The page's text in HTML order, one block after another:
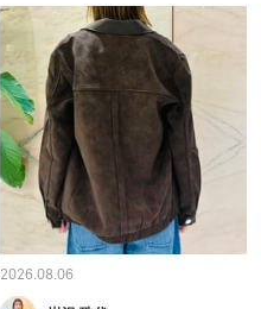
2026.08.06